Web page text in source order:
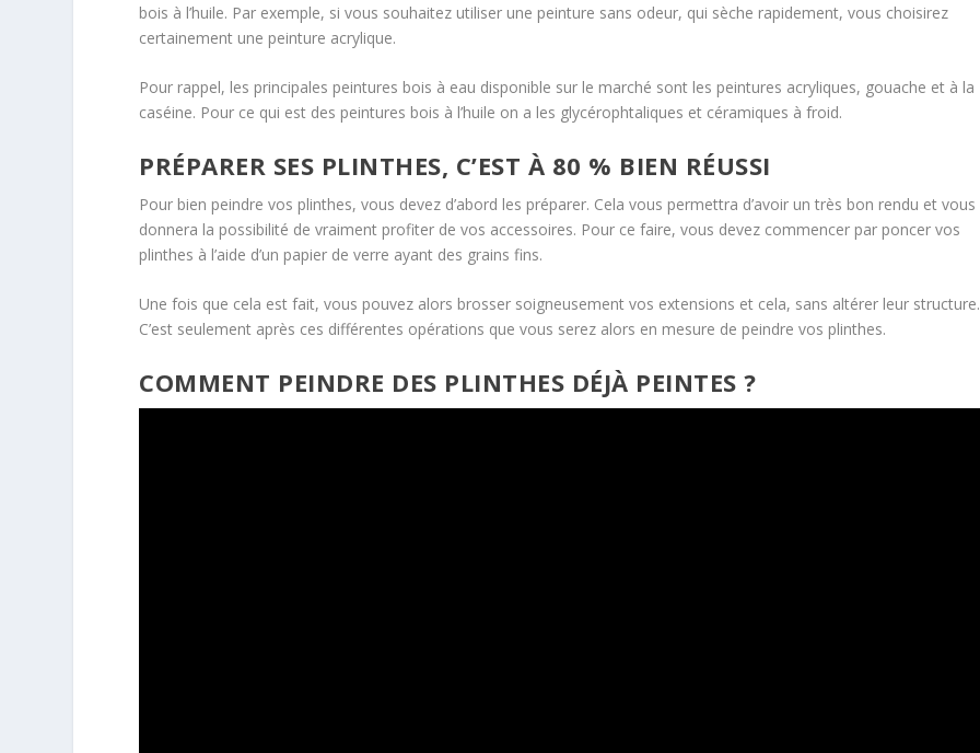
bois à l’huile. Par exemple, si vous souhaitez utiliser une peinture sans odeur, qui sèche rapidement, vous choisirez
certainement une peinture acrylique.
Pour rappel, les principales peintures bois à eau disponible sur le marché sont les peintures acryliques, gouache et à la
caséine. Pour ce qui est des peintures bois à l’huile on a les glycérophtaliques et céramiques à froid.
PRÉPARER SES PLINTHES, C’EST À 80 % BIEN RÉUSSI
Pour bien peindre vos plinthes, vous devez d’abord les préparer. Cela vous permettra d’avoir un très bon rendu et vous
donnera la possibilité de vraiment profiter de vos accessoires. Pour ce faire, vous devez commencer par poncer vos
plinthes à l’aide d’un papier de verre ayant des grains fins.
Une fois que cela est fait, vous pouvez alors brosser soigneusement vos extensions et cela, sans altérer leur structure.
C’est seulement après ces différentes opérations que vous serez alors en mesure de peindre vos plinthes.
COMMENT PEINDRE DES PLINTHES DÉJÀ PEINTES ?